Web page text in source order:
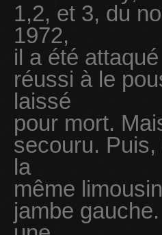
1,2, et 3, du
1972,
il a été
réussi à le
laissé
pour mort.
secouru.
la
même
jambe